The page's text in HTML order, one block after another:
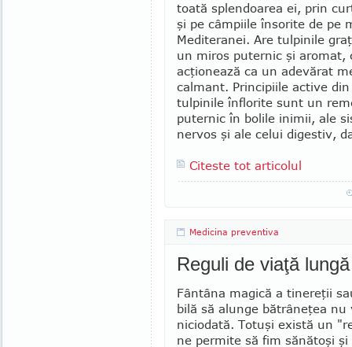
toată splendoarea ei, prin
şi pe câmpiile însorite de pe
Mediteranei. Are tulpinile
un miros puternic şi aromat,
acţionează ca un adevărat
calmant. Principiile active
tulpinile înflorite sunt un
puternic în bolile inimii, ale
nervos şi ale celui digestiv,
Citeste tot articolul
Medicina preventiva
Reguli de viaţă lungă
Fântâna magică a tinereţii
bilă să alunge bătrâneţea nu
nicio­dată. Totuşi există un
ne permite să fim sănătoşi